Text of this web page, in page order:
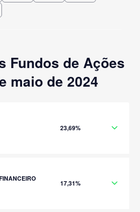
Fundos de Ações
maio de 2024
23,69%
17,31%